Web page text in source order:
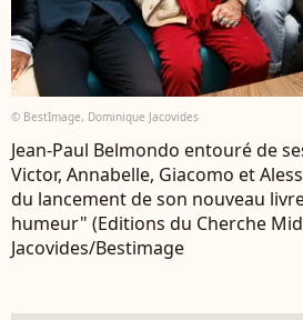
© BestImage, Dominique Jacovides
Jean-Paul Belmondo entouré de
Victor, Annabelle, Giacomo et
du lancement de son nouveau
humeur" (Editions du Cherche
Jacovides/Bestimage